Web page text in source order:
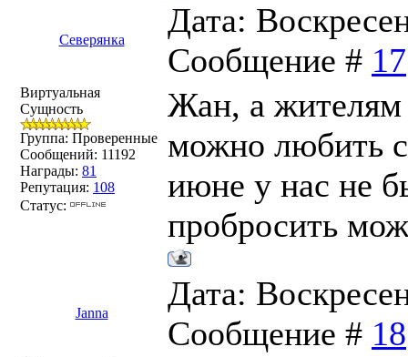
Северянка
Дата:
Сообщение # 17
Виртуальная
Сущность
Группа: Проверенные
Сообщений: 11192
Награды: 81
Репутация: 108
Статус:
Жан, а жителям
можно любить
июне у нас не
пробросить
Janna
Дата:
Сообщение # 18